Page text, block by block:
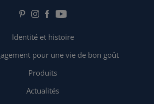
Identité et histoire
pour une vie de bon goût
Produits
Actualités